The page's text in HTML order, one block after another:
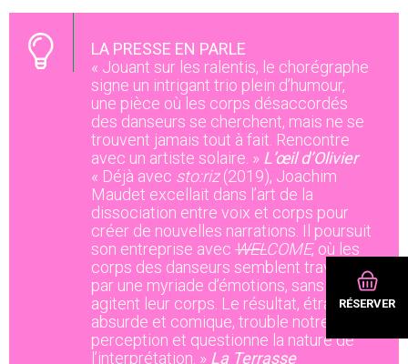
RÉSERVER
LA PRESSE EN PARLE
« Jouant sur les ralentis, le chorégraphe
signe un intrigant trio plein d’humour,
une pièce où les corps désaccordés
des danseurs se cherchent, mais ne se
trouvent jamais tout à fait. Rencontre
avec un artiste solaire. » L’œil d’Olivier
« Déjà avec sto:riz(2019), Joachim
Maudet excellait dans l’art de la
dissociation entre voix et corps pour
créer de nouvelles narrations. Il poursuit
son entreprise avec WELCOME, où les
corps des danseurs semblent traversés
par une myriade d’émotions, sans qu’ils
agitent leur corps. Le résultat, étrange,
absurde et comique, trouble notre
perception et questionne la nature de
l’interprétation. » La Terrasse